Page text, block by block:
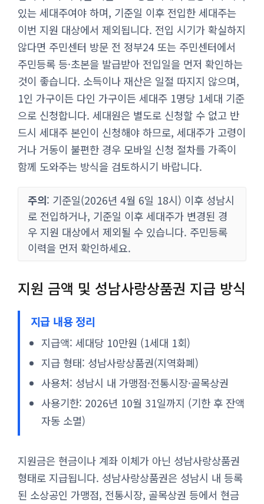
있는 세대주여야 하며, 기준일 이후 전입한 세대주는
이번 지원 대상에서 제외됩니다. 전입 시기가 확실하지
않다면 주민센터 방문 전 정부24 또는 주민센터에서
주민등록 등·초본을 발급받아 전입일을 먼저 확인하는
것이 좋습니다. 소득이나 재산은 일절 따지지 않으며,
1인 가구이든 다인 가구이든 세대주 1명당 1세대 기준
으로 신청합니다. 세대원은 별도로 신청할 수 없고 반
드시 세대주 본인이 신청해야 하므로, 세대주가 고령이
거나 거동이 불편한 경우 모바일 신청 절차를 가족이
함께 도와주는 방식을 검토하시기 바랍니다.
주의: 기준일(2026년 4월 6일 18시) 이후 성남시
로 전입하거나, 기준일 이후 세대주가 변경된 경
우 지원 대상에서 제외될 수 있습니다. 주민등록
이력을 먼저 확인하세요.
지원 금액 및 성남사랑상품권 지급 방식
지급 내용 정리
지급액: 세대당 10만원 (1세대 1회)
지급 형태: 성남사랑상품권(지역화폐)
사용처: 성남시 내 가맹점·전통시장·골목상권
사용기한: 2026년 10월 31일까지 (기한 후 잔액
자동 소멸)
지원금은 현금이나 계좌 이체가 아닌 성남사랑상품권
형태로 지급됩니다. 성남사랑상품권은 성남시 내 등록
된 소상공인 가맹점, 전통시장, 골목상권 등에서 현금